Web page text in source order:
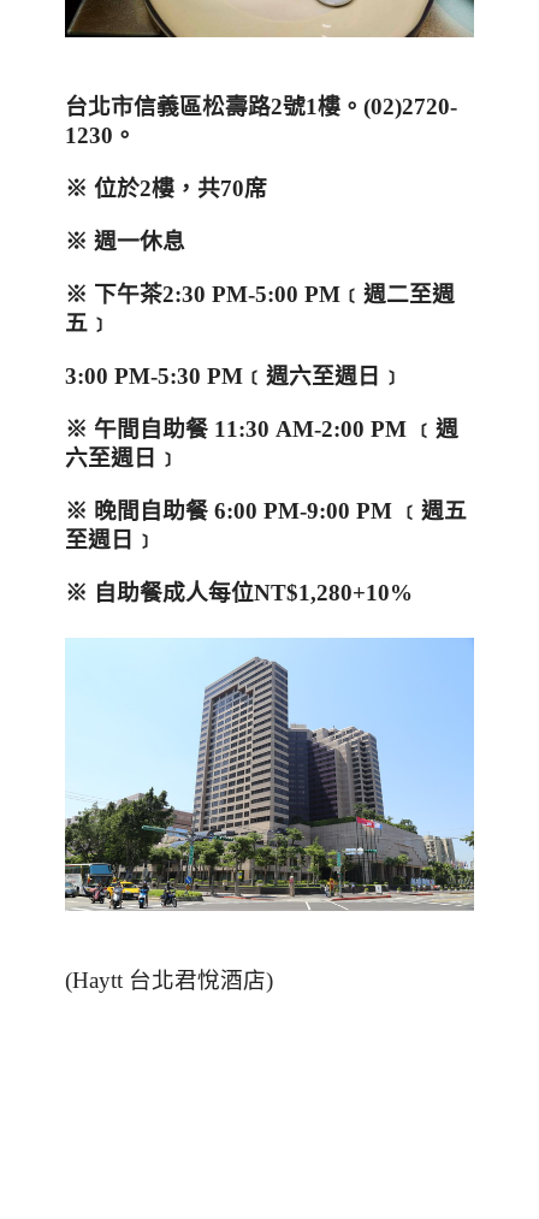
台北市信義區松壽路2號1樓。 (02)2720-
1230 。
※ 位於2樓，共70席
※ 週一休息
※ 下午茶2:30 PM-5:00 PM ﹝週二至週
五﹞
3:00 PM-5:30 PM ﹝週六至週日﹞
※ 午間自助餐 11:30 AM-2:00 PM ﹝週
六至週日﹞
※ 晚間自助餐 6:00 PM-9:00 PM ﹝週五
至週日﹞
※ 自助餐成人每位NT$1,280+10%
(Haytt 台北君悅酒店)